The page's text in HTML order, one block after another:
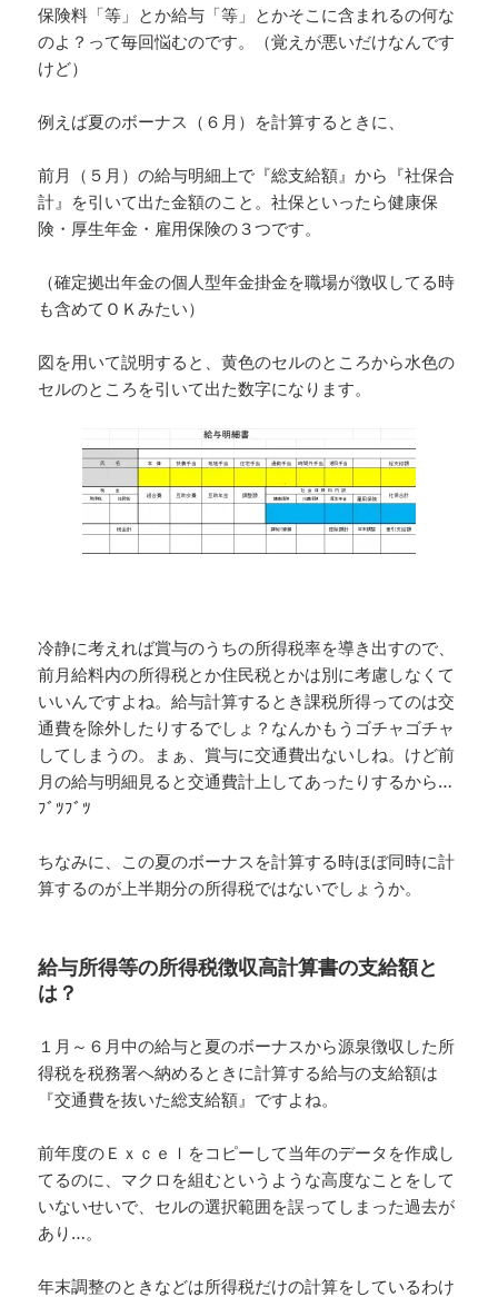
保険料「等」とか給与「等」とかそこに含まれるの何な
のよ？って毎回悩むのです。（覚えが悪いだけなんです
けど）
例えば夏のボーナス（６月）を計算するときに、
前月（５月）の給与明細上で『総支給額』から『社保合
計』を引いて出た金額のこと。社保といったら健康保
険・厚生年金・雇用保険の３つです。
（確定拠出年金の個人型年金掛金を職場が徴収してる時
も含めてＯＫみたい）
図を用いて説明すると、黄色のセルのところから水色の
セルのところを引いて出た数字になります。
冷静に考えれば賞与のうちの所得税率を導き出すので、
前月給料内の所得税とか住民税とかは別に考慮しなくて
いいんですよね。給与計算するとき課税所得ってのは交
通費を除外したりするでしょ？なんかもうゴチャゴチャ
してしまうの。まぁ、賞与に交通費出ないしね。けど前
月の給与明細見ると交通費計上してあったりするから…
ﾌﾞﾂﾌﾞﾂ
ちなみに、この夏のボーナスを計算する時ほぼ同時に計
算するのが上半期分の所得税ではないでしょうか。
給与所得等の所得税徴収高計算書の支給額と
は？
１月～６月中の給与と夏のボーナスから源泉徴収した所
得税を税務署へ納めるときに計算する給与の支給額は
『交通費を抜いた総支給額』ですよね。
前年度のＥｘｃｅｌをコピーして当年のデータを作成し
てるのに、マクロを組むというような高度なことをして
いないせいで、セルの選択範囲を誤ってしまった過去が
あり…。
年末調整のときなどは所得税だけの計算をしているわけ